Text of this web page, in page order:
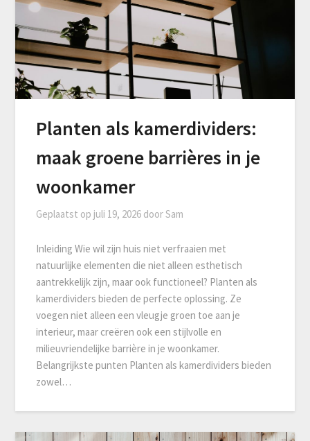
Planten als kamerdividers:
maak groene barrières in je
woonkamer
Geplaatst op juli 19, 2026 doorSam
Inleiding Wie wil zijn huis niet verfraaien met
natuurlijke elementen die niet alleen esthetisch
aantrekkelijk zijn, maar ook functioneel? Planten als
kamerdividers bieden de perfecte oplossing. Ze
voegen niet alleen een vleugje groen toe aan je
interieur, maar creëren ook een stijlvolle en
milieuvriendelijke barrière in je woonkamer.
Belangrijkste punten Planten als kamerdividers bieden
zowel…